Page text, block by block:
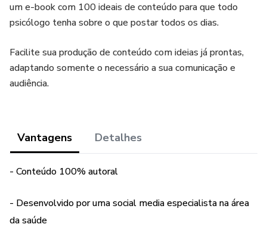
um e-book com 100 ideais de conteúdo para que todo
psicólogo tenha sobre o que postar todos os dias.
Facilite sua produção de conteúdo com ideias já prontas,
adaptando somente o necessário a sua comunicação e
audiência.
Vantagens Detalhes
- Conteúdo 100% autoral
- Desenvolvido por uma social media especialista na área
da saúde